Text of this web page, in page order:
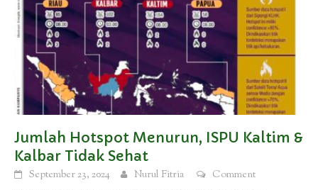
Jumlah Hotspot Menurun, ISPU Kaltim &
Kalbar Tidak Sehat
September 23, 2024 Nurul Fitria
Comment